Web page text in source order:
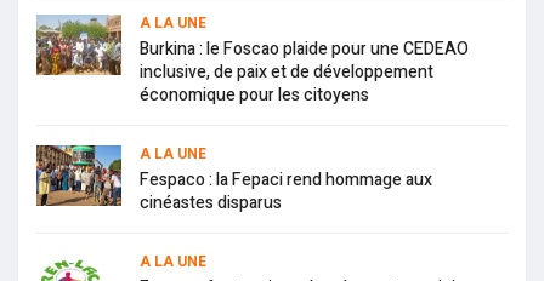
A LA UNE
Burkina : le Foscao plaide pour une CEDEAO
inclusive, de paix et de développement
économique pour les citoyens
A LA UNE
Fespaco : la Fepaci rend hommage aux
cinéastes disparus
A LA UNE